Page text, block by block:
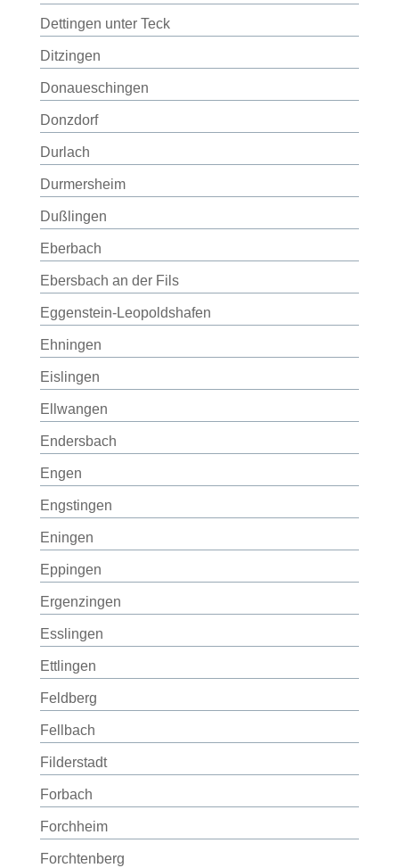
Dettingen unter Teck
Ditzingen
Donaueschingen
Donzdorf
Durlach
Durmersheim
Dußlingen
Eberbach
Ebersbach an der Fils
Eggenstein-Leopoldshafen
Ehningen
Eislingen
Ellwangen
Endersbach
Engen
Engstingen
Eningen
Eppingen
Ergenzingen
Esslingen
Ettlingen
Feldberg
Fellbach
Filderstadt
Forbach
Forchheim
Forchtenberg